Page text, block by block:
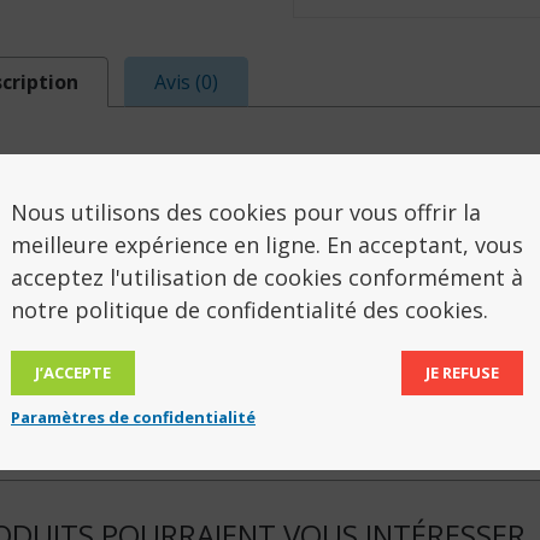
Avis (0)
d’appui de toilettes s’installe à côté de votre
relever plus facilement. Il est équipé d’un
davantage l’appui. L’ensemble est relevable
hors-tout : Prof. 70 x haut. 71/93 cm.
autorisé 100 kg.
Nous utilisons des cookies pour vous offrir la
meilleure expérience en ligne. En acceptant, vous
acceptez l'utilisation de cookies conformément à
notre politique de confidentialité des cookies.
J’ACCEPTE JE REFUSE
Paramètres de confidentialité